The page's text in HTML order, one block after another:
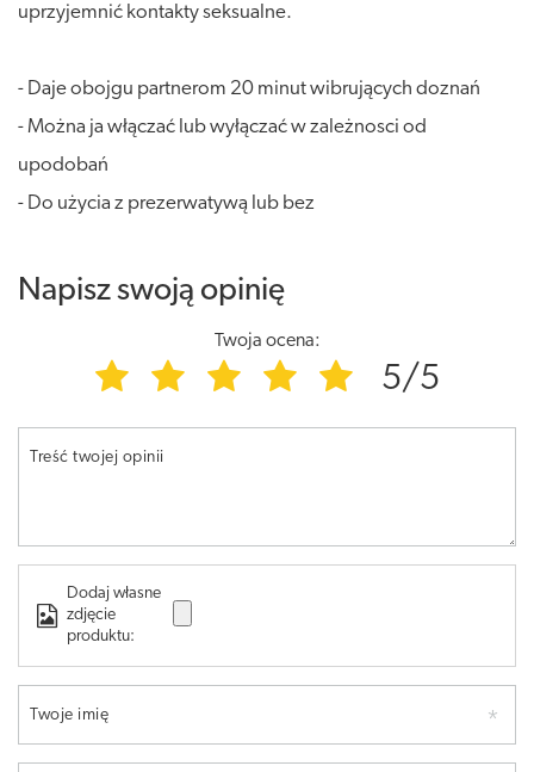
uprzyjemnić kontakty seksualne.
- Daje obojgu partnerom 20 minut wibrujących doznań
- Można ja włączać lub wyłączać w zależnosci od
upodobań
- Do użycia z prezerwatywą lub bez
Napisz swoją opinię
Twoja ocena:
5/5
Treść twojej opinii
Dodaj własne
zdjęcie
produktu:
Twoje imię